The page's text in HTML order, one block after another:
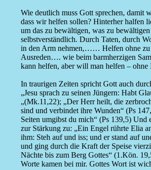
Wie deutlich muss Gott sprechen, damit
dass wir helfen sollen? Hinterher halfen
um das zu bewältigen, was zu
selbstverständlich. Durch Taten, durch
in den Arm nehmen,…… Helfen ohne zu
Ausreden…. wie beim barmherzigen
kann helfen, aber will man helfen – ohne
In traurigen Zeiten spricht Gott auch
„Jesu sprach zu seinen Jüngern: Habt
„(Mk.11,22); „Der Herr heilt, die
sind und verbindet ihre Wunden“ (Ps
Seiten umgibst du mich“ (Ps 139,5) Und
zur Stärkung zu: „Ein Engel rührte Elia
ihm: Steh auf und iss; und er stand auf
und ging durch die Kraft der Speise
Nächte bis zum Berg Gottes“ (1.Kön.
Worte kamen bei mir. Gottes Wort ist